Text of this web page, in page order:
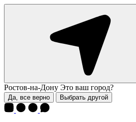
Ростов-на-Дону Это ваш город?
Да, все верно Выбрать другой